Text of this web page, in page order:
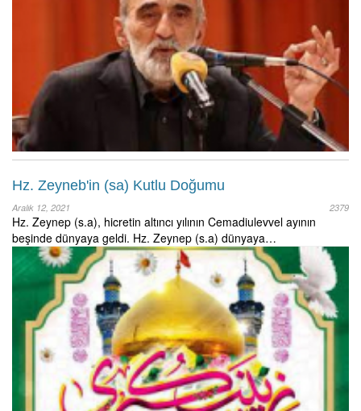
Hz. Zeyneb'in (sa) Kutlu Doğumu
Aralık 12, 2021 2379
Hz. Zeynep (s.a), hicretin altıncı yılının Cemadiulevvel ayının
beşinde dünyaya geldi. Hz. Zeynep (s.a) dünyaya…